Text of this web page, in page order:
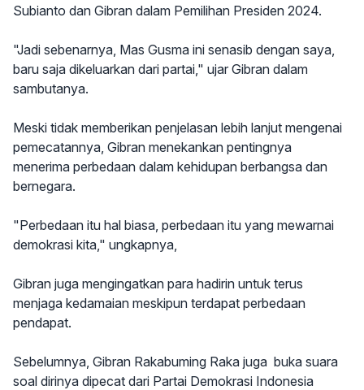
Subianto dan Gibran dalam Pemilihan Presiden 2024.
"Jadi sebenarnya, Mas Gusma ini senasib dengan saya,
baru saja dikeluarkan dari partai," ujar Gibran dalam
sambutanya.
Meski tidak memberikan penjelasan lebih lanjut mengenai
pemecatannya, Gibran menekankan pentingnya
menerima perbedaan dalam kehidupan berbangsa dan
bernegara.
"Perbedaan itu hal biasa, perbedaan itu yang mewarnai
demokrasi kita," ungkapnya,
Gibran juga mengingatkan para hadirin untuk terus
menjaga kedamaian meskipun terdapat perbedaan
pendapat.
Sebelumnya, Gibran Rakabuming Raka juga buka suara
soal dirinya dipecat dari Partai Demokrasi Indonesia